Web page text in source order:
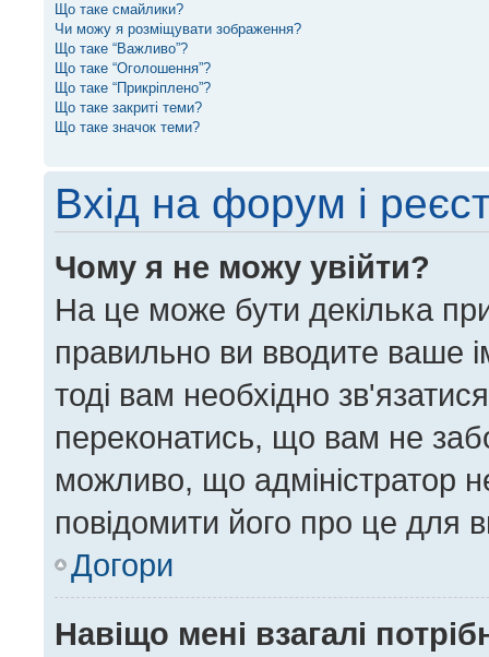
Що таке смайлики?
Чи можу я розміщувати зображення?
Що таке “Важливо”?
Що таке “Оголошення”?
Що таке “Прикріплено”?
Що таке закриті теми?
Що таке значок теми?
Вхід на форум і
Чому я не можу увійти?
На це може бути декілька
правильно ви вводите ваше
тоді вам необхідно
переконатись, що вам не
можливо, що адміністратор
повідомити його про це для
Догори
Навіщо мені взагалі